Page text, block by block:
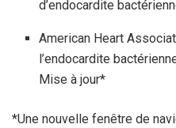
d’endocardite
American Heart
l’endocardite
Mise à jour*
*Une nouvelle fenêtre de